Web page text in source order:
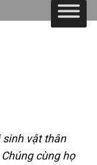
sinh vật thân
cùng họ